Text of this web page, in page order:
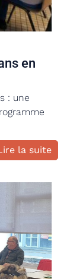
en
: une
la suite